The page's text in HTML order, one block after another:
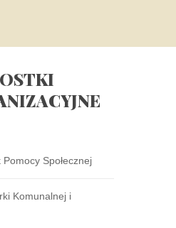
Społecznej
Komunalnej i